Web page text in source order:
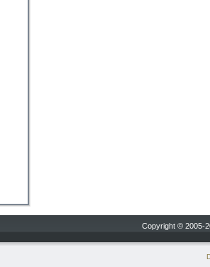
Copyright © 2005-